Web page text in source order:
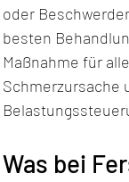
oder
besten
Maßnahme für
Schmerzursache
Was bei